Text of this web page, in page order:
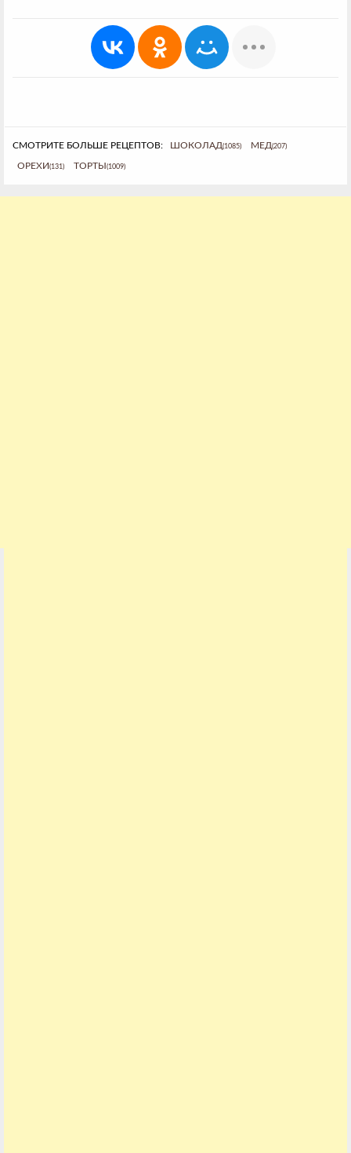
СМОТРИТЕ БОЛЬШЕ РЕЦЕПТОВ: ШОКОЛАД (1085) МЕД (207)
ОРЕХИ (131) ТОРТЫ (1009)